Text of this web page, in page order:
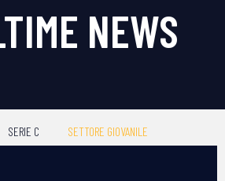
NEWS
SERIE C SETTORE GIOVANILE